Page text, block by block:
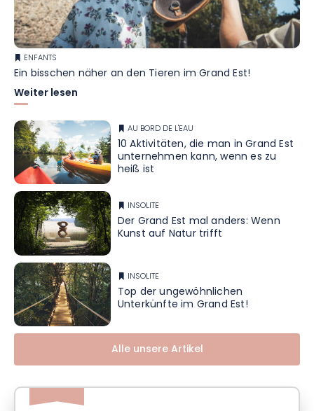
ENFANTS
Ein bisschen näher an den Tieren im Grand Est!
Weiter lesen
AU BORD DE L'EAU
10 Aktivitäten, die man in Grand Est
unternehmen kann, wenn es zu
heiß ist
INSOLITE
Der Grand Est mal anders: Wenn
Kunst auf Natur trifft
INSOLITE
Top der ungewöhnlichen
Unterkünfte im Grand Est!
Alle unsere Artikel